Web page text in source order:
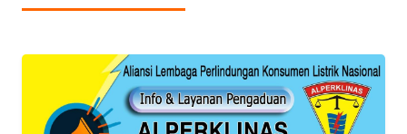
ID
WAHANANEWS
CO ID